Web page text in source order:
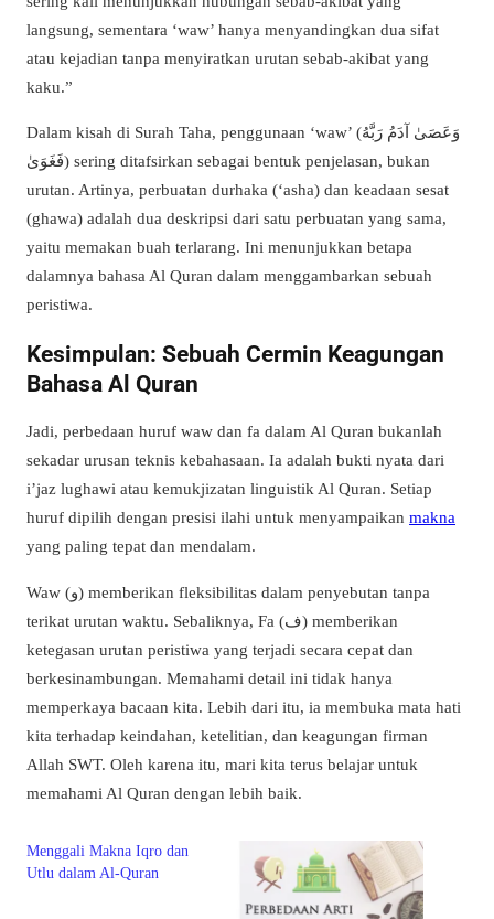
langsung, sementara ‘waw’ hanya menyandingkan dua sifat
atau kejadian tanpa menyiratkan urutan sebab-akibat yang
kaku.”
Dalam kisah di Surah Taha, penggunaan ‘waw’ (وَعَصَىٰ آدَمُ رَبَّهُ
فَغَوَىٰ) sering ditafsirkan sebagai bentuk penjelasan, bukan
urutan. Artinya, perbuatan durhaka (‘asha) dan keadaan sesat
(ghawa) adalah dua deskripsi dari satu perbuatan yang sama,
yaitu memakan buah terlarang. Ini menunjukkan betapa
dalamnya bahasa Al Quran dalam menggambarkan sebuah
peristiwa.
Kesimpulan: Sebuah Cermin Keagungan
Bahasa Al Quran
Jadi, perbedaan huruf waw dan fa dalam Al Quran bukanlah
sekadar urusan teknis kebahasaan. Ia adalah bukti nyata dari
i’jaz lughawi atau kemukjizatan linguistik Al Quran. Setiap
huruf dipilih dengan presisi ilahi untuk menyampaikan makna
yang paling tepat dan mendalam.
Waw (و) memberikan fleksibilitas dalam penyebutan tanpa
terikat urutan waktu. Sebaliknya, Fa (ف) memberikan
ketegasan urutan peristiwa yang terjadi secara cepat dan
berkesinambungan. Memahami detail ini tidak hanya
memperkaya bacaan kita. Lebih dari itu, ia membuka mata hati
kita terhadap keindahan, ketelitian, dan keagungan firman
Allah SWT. Oleh karena itu, mari kita terus belajar untuk
memahami Al Quran dengan lebih baik.
Menggali Makna Iqro dan
Utlu dalam Al-Quran